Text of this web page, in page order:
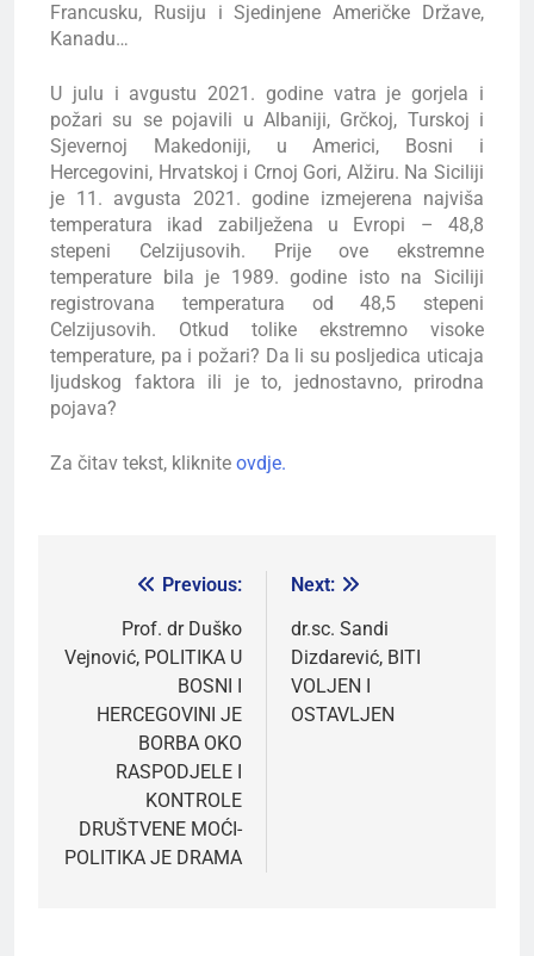
Francusku, Rusiju i Sjedinjene Američke Države,
Kanadu…
U julu i avgustu 2021. godine vatra je gorjela i
požari su se pojavili u Albaniji, Grčkoj, Turskoj i
Sjevernoj Makedoniji, u Americi, Bosni i
Hercegovini, Hrvatskoj i Crnoj Gori, Alžiru. Na Siciliji
je 11. avgusta 2021. godine izmejerena najviša
temperatura ikad zabilježena u Evropi – 48,8
stepeni Celzijusovih. Prije ove ekstremne
temperature bila je 1989. godine isto na Siciliji
registrovana temperatura od 48,5 stepeni
Celzijusovih. Otkud tolike ekstremno visoke
temperature, pa i požari? Da li su posljedica uticaja
ljudskog faktora ili je to, jednostavno, prirodna
pojava?
Za čitav tekst, kliknite ovdje.
Previous:
Prof. dr Duško
Vejnović, POLITIKA U
BOSNI I
HERCEGOVINI JE
BORBA OKO
RASPODJELE I
KONTROLE
DRUŠTVENE MOĆI-
POLITIKA JE DRAMA
Next:
dr.sc. Sandi
Dizdarević, BITI
VOLJEN I
OSTAVLJEN